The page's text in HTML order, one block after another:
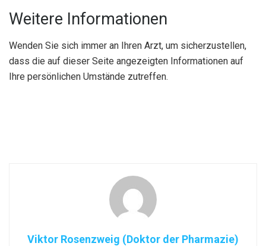
Weitere Informationen
Wenden Sie sich immer an Ihren Arzt, um sicherzustellen,
dass die auf dieser Seite angezeigten Informationen auf
Ihre persönlichen Umstände zutreffen.
Viktor Rosenzweig (Doktor der Pharmazie)